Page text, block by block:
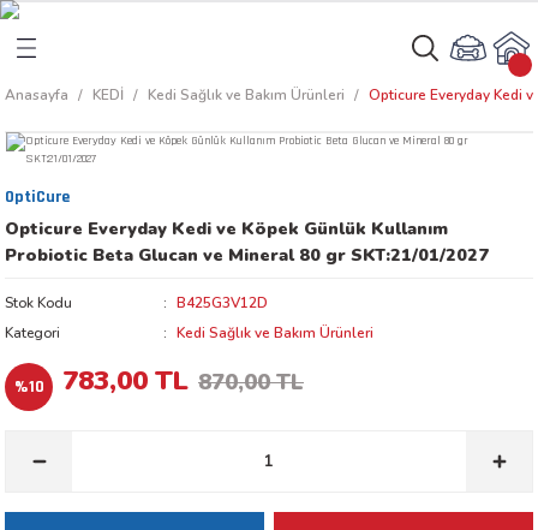
Ürünleri
Anasayfa KEDİ Kedi Sağlık ve Bakım Ürünleri Opticure Everyday Kedi
OptiCure
Opticure Everyday Kedi ve Köpek Günlük Kullanım
Probiotic Beta Glucan ve Mineral 80 gr SKT:21/01/2027
Stok Kodu
B425G3V12D
Kategori
Kedi Sağlık ve Bakım Ürünleri
%10 783,00 TL 870,00 TL